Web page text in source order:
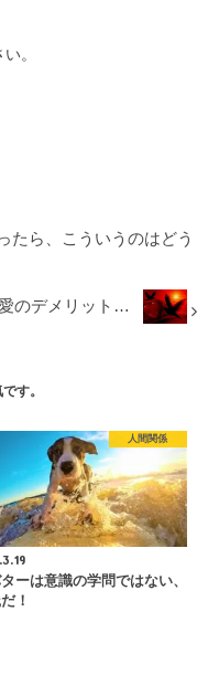
。
たら、こういうのはどう
のデメリット…
す。
人間関係
ーは意識の学問ではない、
！